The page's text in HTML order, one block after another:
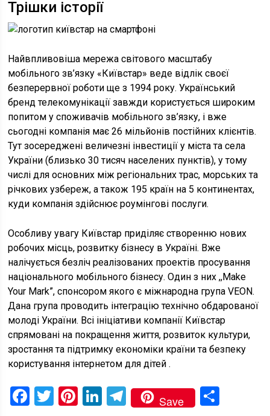
Трішки історії
Найвпливовіша мережа світового масштабу
мобільного зв’язку «Київстар» веде відлік своєї
безперервної роботи ще з 1994 року. Український
бренд телекомунікації завжди користується широким
попитом у споживачів мобільного зв’язку, і вже
сьогодні компанія має 26 мільйонів постійних клієнтів.
Тут зосереджені величезні інвестиції у міста та села
України (близько 30 тисяч населених пунктів), у тому
числі для основних між регіональних трас, морських та
річкових узбереж, а також 195 країн на 5 континентах,
куди компанія здійснює роумінгові послуги.
Особливу увагу Київстар приділяє створенню нових
робочих місць, розвитку бізнесу в Україні. Вже
налічується безліч реалізованих проектів просування
національного мобільного бізнесу. Один з них ,,Make
Your Mark”, спонсором якого є міжнародна група VEON.
Дана група проводить інтеграцію технічно обдарованої
молоді України. Всі ініціативи компанії Київстар
спрямовані на покращення життя, розвиток культури,
зростання та підтримку економіки країни та безпеку
користування інтернетом для дітей .
Facebook
TwitterPinterest
LinkedIn
Telegram
Save